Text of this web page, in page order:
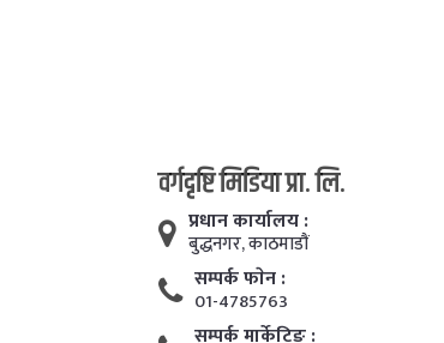
वर्गदृष्टि मिडिया प्रा. लि.
प्रधान कार्यालय :
बुद्धनगर, काठमाडाैं
सम्पर्क फाेन :
01-4785763
सम्पर्क मार्केटिङ :